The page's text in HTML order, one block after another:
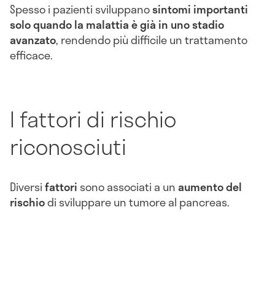
Spesso i pazienti sviluppanosintomi importanti
solo quando la malattia è già in uno stadio
avanzato, rendendo più difficile un trattamento
efficace.
I fattori di rischio
riconosciuti
Diversifattori sono associati a unaumento del
rischiodi sviluppare un tumore al pancreas.